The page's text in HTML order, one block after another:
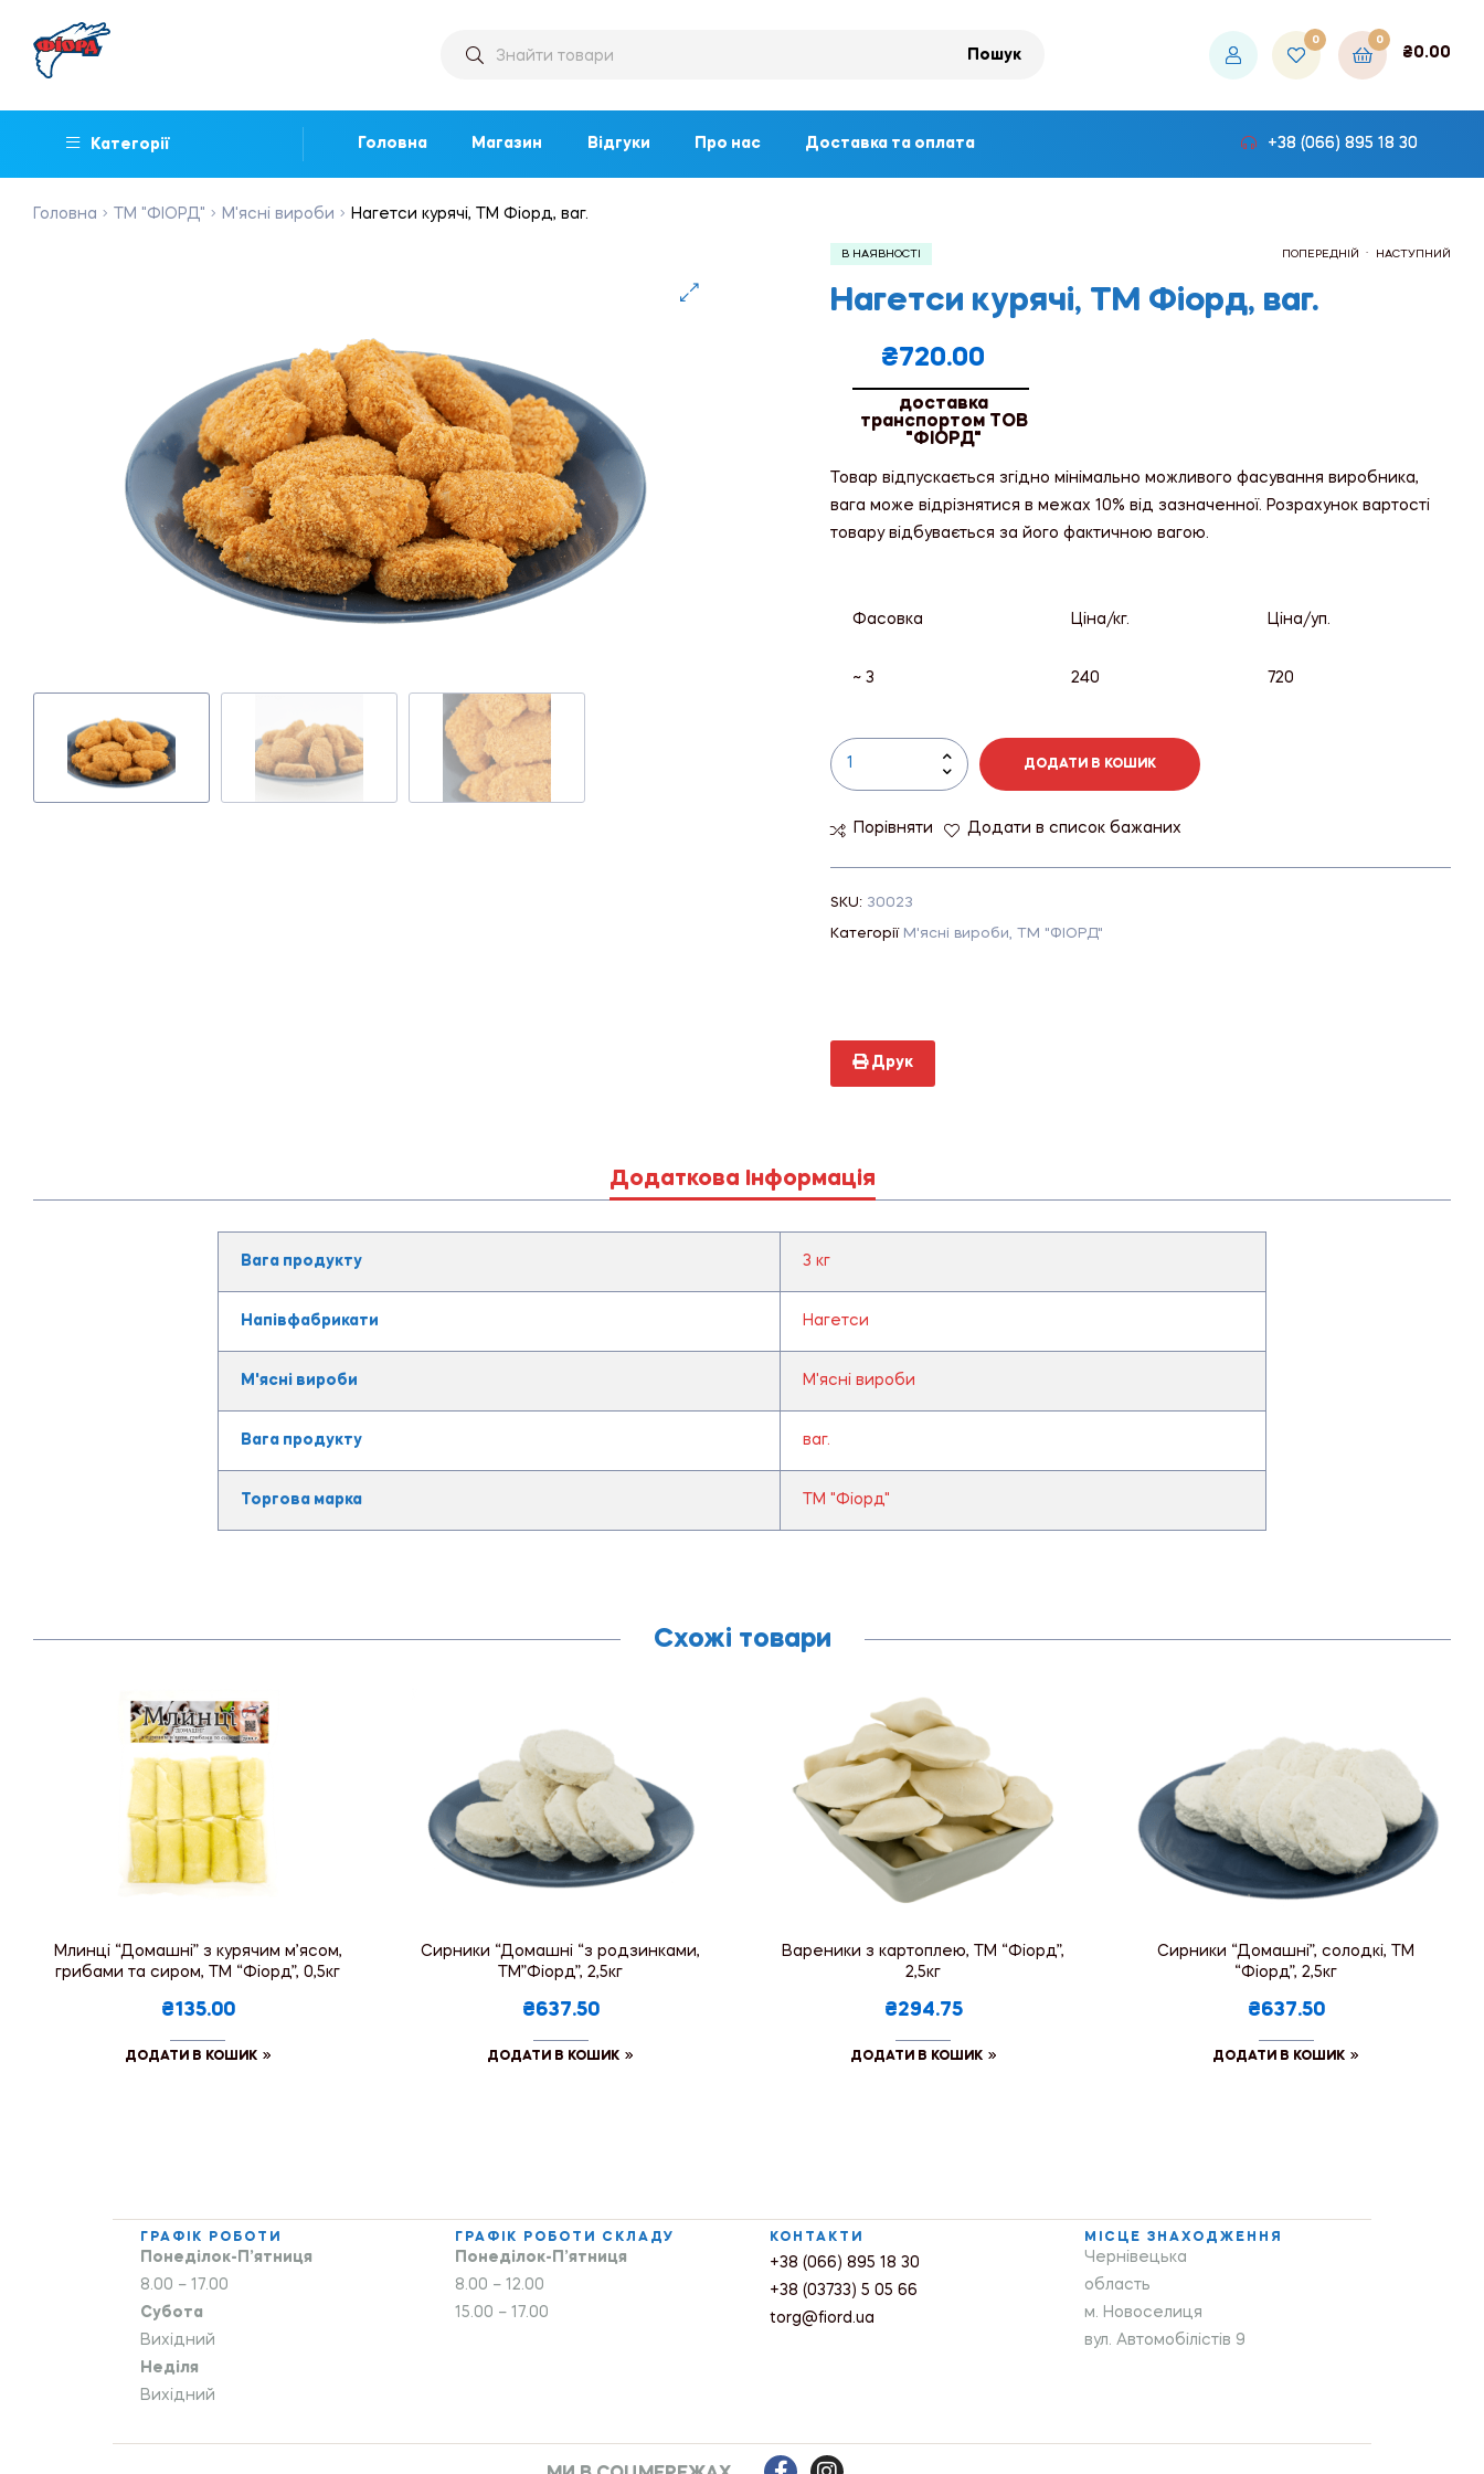
Пошук
0 0
₴0.00
Категорії Головна Магазин Відгуки Про нас Доставка та оплата +38 (066) 895 18 30
Головна ТМ "ФІОРД" М'ясні вироби Нагетси курячі, ТМ Фіорд, ваг.
ПОПЕРЕДНІЙ НАСТУПНИЙ
В НАЯВНОСТІ
Нагетси курячі, ТМ Фіорд, ваг.
₴720.00
доставка
транспортом ТОВ
"ФІОРД"
Товар відпускається згідно мінімально можливого фасування виробника,
вага може відрізнятися в межах 10% від зазначенної. Розрахунок вартості
товару відбувається за його фактичною вагою.
Фасовка Ціна/кг. Ціна/уп.
~ 3 240 720
ДОДАТИ В КОШИК
Порівняти Додати в список бажаних
SKU: 30023
Категорії М'ясні вироби, ТМ "ФІОРД"
Друк
Додаткова Інформація
Вага продукту 3 кг
Напівфабрикати Нагетси
М'ясні вироби М'ясні вироби
Вага продукту ваг.
Торгова марка ТМ "Фіорд"
Схожі товари
Млинці “Домашні” з курячим м’ясом,
грибами та сиром, ТМ “Фіорд”, 0,5кг
₴135.00
ДОДАТИ В КОШИК
Сирники “Домашні “з родзинками,
ТМ”Фіорд”, 2,5кг
₴637.50
ДОДАТИ В КОШИК
Вареники з картоплею, ТМ “Фіорд”,
2,5кг
₴294.75
ДОДАТИ В КОШИК
Сирники “Домашні”, солодкі, ТМ
“Фіорд”, 2,5кг
₴637.50
ДОДАТИ В КОШИК
ГРАФІК РОБОТИ
Понеділок-П’ятниця
8.00 – 17.00
Субота
Вихідний
Неділя
Вихідний
ГРАФІК РОБОТИ СКЛАДУ
Понеділок-П’ятниця
8.00 – 12.00
15.00 – 17.00
КОНТАКТИ
+38 (066) 895 18 30
+38 (03733) 5 05 66
torg@fiord.ua
МІСЦЕ ЗНАХОДЖЕННЯ
Чернівецька
область
м. Новоселиця
вул. Автомобілістів 9